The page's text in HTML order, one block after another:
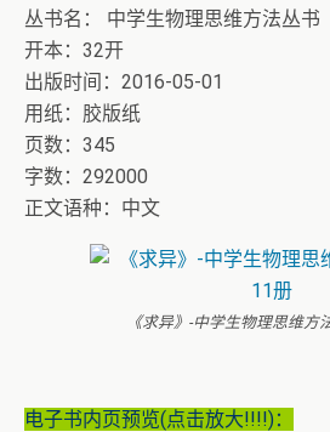
丛书名： 中学生物理思维方法丛书
开本：32开
出版时间：2016-05-01
用纸：胶版纸
页数：345
字数：292000
正文语种：中文
《求异》-中学生物理思维方
电子书内页预览(点击放大!!!!)：